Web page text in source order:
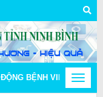
BỆNH VIỆN
Toggle